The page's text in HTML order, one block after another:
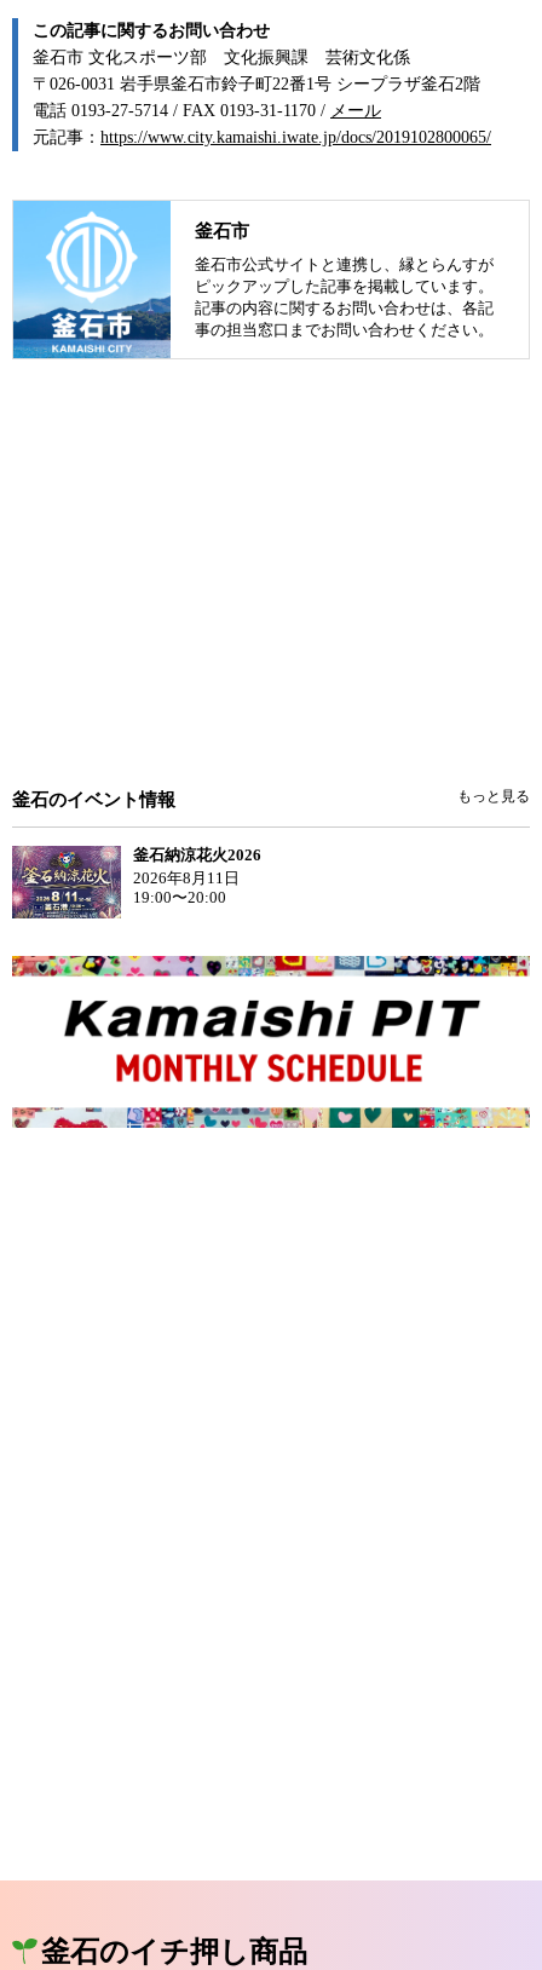
この記事に関するお問い合わせ
釜石市 文化スポーツ部 文化振興課 芸術文化係
〒026-0031 岩手県釜石市鈴子町22番1号 シープラザ釜石2階
電話 0193-27-5714 / FAX 0193-31-1170 / メール
元記事： https://www.city.kamaishi.iwate.jp/docs/2019102800065/
釜石市
釜石市公式サイトと連携し、縁とらんすが
ピックアップした記事を掲載しています。
記事の内容に関するお問い合わせは、各記
事の担当窓口までお問い合わせください。
釜石のイベント情報 もっと見る
釜石納涼花火2026
2026年8月11日
19:00〜20:00
釜石のイチ押し商品